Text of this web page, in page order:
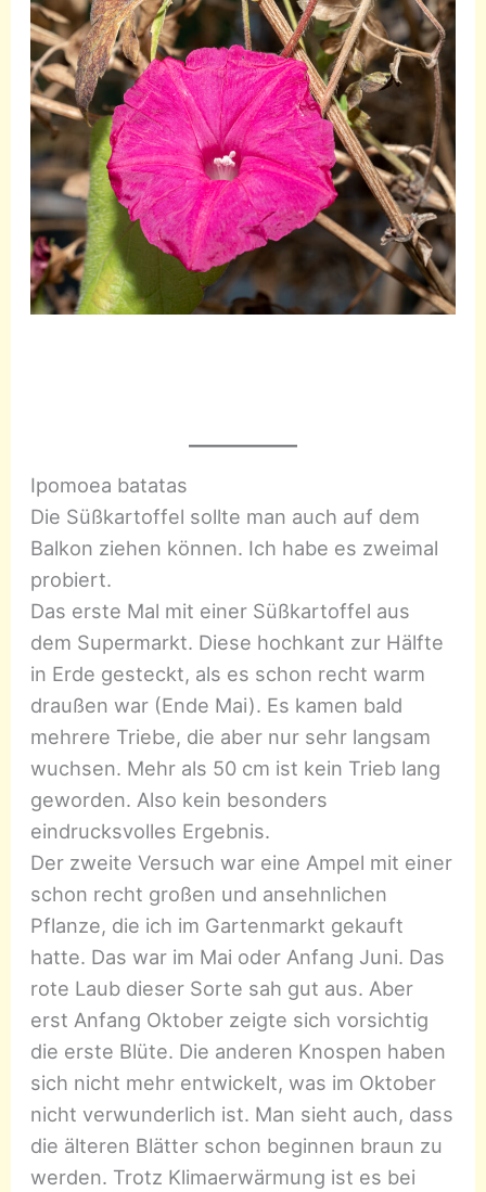
Ipomoea batatas
Die Süßkartoffel sollte man auch auf dem
Balkon ziehen können. Ich habe es zweimal
probiert.
Das erste Mal mit einer Süßkartoffel aus
dem Supermarkt. Diese hochkant zur Hälfte
in Erde gesteckt, als es schon recht warm
draußen war (Ende Mai). Es kamen bald
mehrere Triebe, die aber nur sehr langsam
wuchsen. Mehr als 50 cm ist kein Trieb lang
geworden. Also kein besonders
eindrucksvolles Ergebnis.
Der zweite Versuch war eine Ampel mit einer
schon recht großen und ansehnlichen
Pflanze, die ich im Gartenmarkt gekauft
hatte. Das war im Mai oder Anfang Juni. Das
rote Laub dieser Sorte sah gut aus. Aber
erst Anfang Oktober zeigte sich vorsichtig
die erste Blüte. Die anderen Knospen haben
sich nicht mehr entwickelt, was im Oktober
nicht verwunderlich ist. Man sieht auch, dass
die älteren Blätter schon beginnen braun zu
werden. Trotz Klimaerwärmung ist es bei